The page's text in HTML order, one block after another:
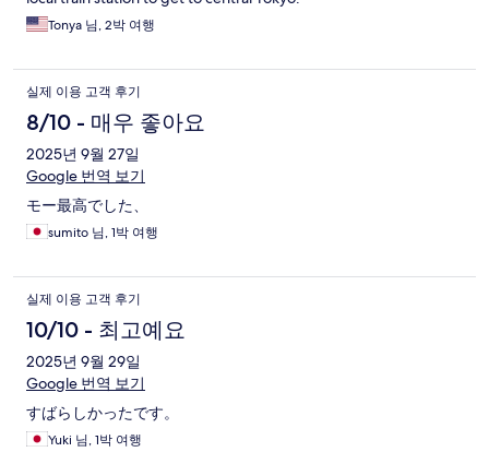
Tonya 님, 2박 여행
실제 이용 고객 후기
8/10 - 매우 좋아요
2025년 9월 27일
Google 번역 보기
モー最高でした、
sumito 님, 1박 여행
실제 이용 고객 후기
10/10 - 최고예요
2025년 9월 29일
Google 번역 보기
すばらしかったです。
Yuki 님, 1박 여행